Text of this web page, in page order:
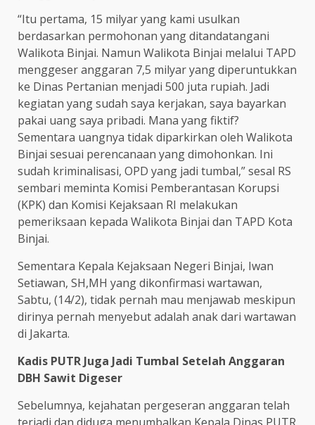
“Itu pertama, 15 milyar yang kami usulkan
berdasarkan permohonan yang ditandatangani
Walikota Binjai. Namun Walikota Binjai melalui TAPD
menggeser anggaran 7,5 milyar yang diperuntukkan
ke Dinas Pertanian menjadi 500 juta rupiah. Jadi
kegiatan yang sudah saya kerjakan, saya bayarkan
pakai uang saya pribadi. Mana yang fiktif?
Sementara uangnya tidak diparkirkan oleh Walikota
Binjai sesuai perencanaan yang dimohonkan. Ini
sudah kriminalisasi, OPD yang jadi tumbal,” sesal RS
sembari meminta Komisi Pemberantasan Korupsi
(KPK) dan Komisi Kejaksaan RI melakukan
pemeriksaan kepada Walikota Binjai dan TAPD Kota
Binjai.
Sementara Kepala Kejaksaan Negeri Binjai, Iwan
Setiawan, SH,MH yang dikonfirmasi wartawan,
Sabtu, (14/2), tidak pernah mau menjawab meskipun
dirinya pernah menyebut adalah anak dari wartawan
di Jakarta.
Kadis PUTR Juga Jadi Tumbal Setelah Anggaran
DBH Sawit Digeser
Sebelumnya, kejahatan pergeseran anggaran telah